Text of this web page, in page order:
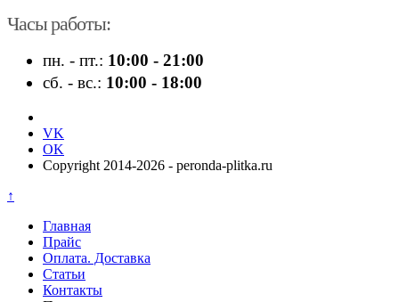
Часы работы:
пн. - пт.: 10:00 - 21:00
сб. - вс.: 10:00 - 18:00
VK
OK
Copyright 2014-2026 - peronda-plitka.ru
↑
Главная
Прайс
Оплата. Доставка
Статьи
Контакты